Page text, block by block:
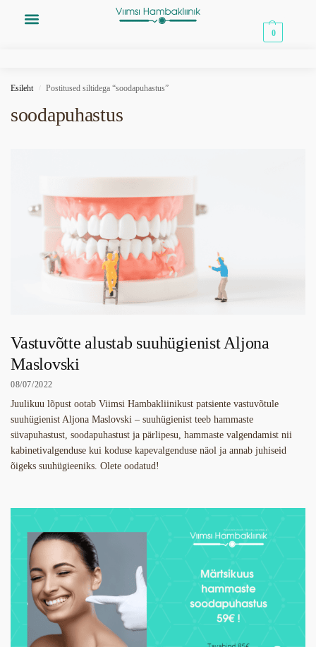
0
Esileht / Postitused siltidega “soodapuhastus”
soodapuhastus
Vastuvõtte alustab suuhügienist Aljona
Maslovski
08/07/2022
Juulikuu lõpust ootab Viimsi Hambakliinikust patsiente vastuvõtule
suuhügienist Aljona Maslovski – suuhügienist teeb hammaste
süvapuhastust, soodapuhastust ja pärlipesu, hammaste valgendamist nii
kabinetivalgenduse kui koduse kapevalgenduse näol ja annab juhiseid
õigeks suuhügieeniks. Olete oodatud!